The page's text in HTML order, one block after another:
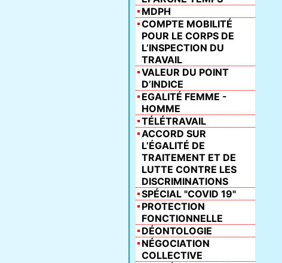
MDPH
COMPTE MOBILITÉ
POUR LE CORPS DE
L’INSPECTION DU
TRAVAIL
VALEUR DU POINT
D’INDICE
EGALITÉ FEMME -
HOMME
TÉLÉTRAVAIL
ACCORD SUR
L’ÉGALITÉ DE
TRAITEMENT ET DE
LUTTE CONTRE LES
DISCRIMINATIONS
SPÉCIAL "COVID 19"
PROTECTION
FONCTIONNELLE
DÉONTOLOGIE
NÉGOCIATION
COLLECTIVE